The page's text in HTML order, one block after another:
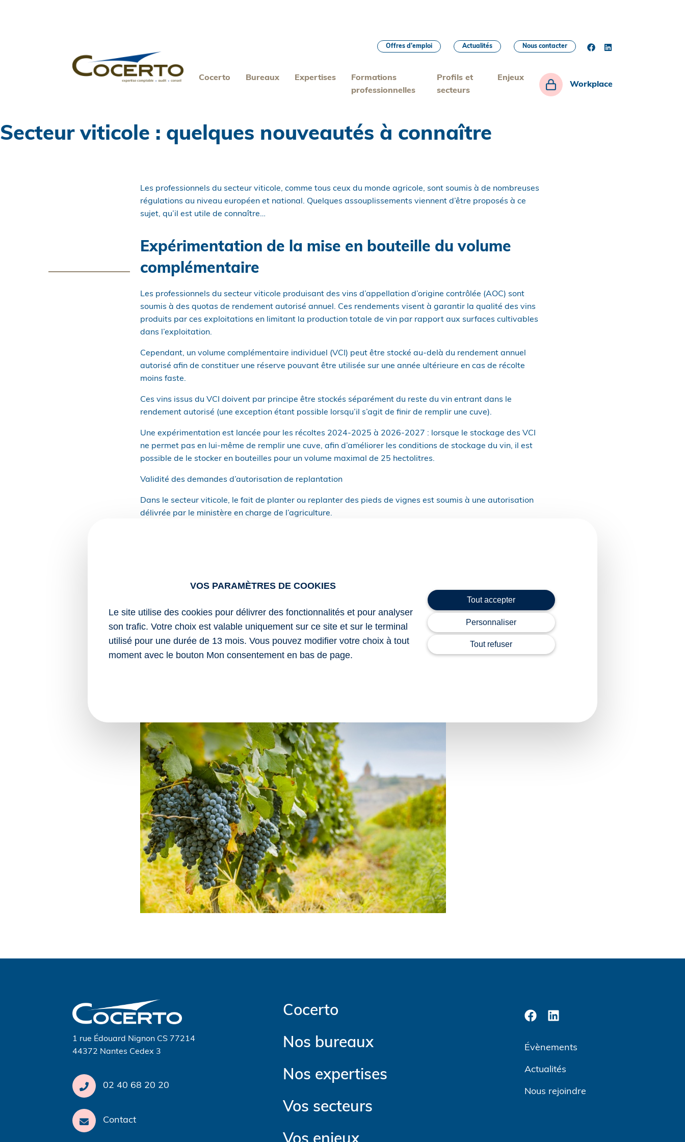
Cocerto Bureaux Expertises
Formations
professionnelles
Profils et
secteurs
Enjeux
Workplace
Offres d’emploi Actualités Nous contacter
Secteur viticole : quelques nouveautés à connaître
Les professionnels du secteur viticole, comme tous ceux du monde agricole, sont soumis à de nombreuses
régulations au niveau européen et national. Quelques assouplissements viennent d’être proposés à ce
sujet, qu’il est utile de connaître…
Expérimentation de la mise en bouteille du volume
complémentaire
Les professionnels du secteur viticole produisant des vins d’appellation d’origine contrôlée (AOC) sont
soumis à des quotas de rendement autorisé annuel. Ces rendements visent à garantir la qualité des vins
produits par ces exploitations en limitant la production totale de vin par rapport aux surfaces cultivables
dans l’exploitation.
Cependant, un volume complémentaire individuel (VCI) peut être stocké au-delà du rendement annuel
autorisé afin de constituer une réserve pouvant être utilisée sur une année ultérieure en cas de récolte
moins faste.
Ces vins issus du VCI doivent par principe être stockés séparément du reste du vin entrant dans le
rendement autorisé (une exception étant possible lorsqu’il s’agit de finir de remplir une cuve).
Une expérimentation est lancée pour les récoltes 2024-2025 à 2026-2027 : lorsque le stockage des VCI
ne permet pas en lui-même de remplir une cuve, afin d’améliorer les conditions de stockage du vin, il est
possible de le stocker en bouteilles pour un volume maximal de 25 hectolitres.
Validité des demandes d’autorisation de replantation
Dans le secteur viticole, le fait de planter ou replanter des pieds de vignes est soumis à une autorisation
délivrée par le ministère en charge de l’agriculture.
Ce délai est prolongé puisque dorénavant les professionnels pourront faire leur demande jusqu’à la fin de
Sources :
Décret no 2025-741 du 31 juillet 2025 portant expérimentation de la mise en bouteille du volume
complémentaire individuel pour les vins d’appellations d’origine
Décret no 2025-755 du 31 juillet 2025 relatif à la modification de dispositions du code rural et de la
1 rue Édouard Nignon CS 77214
44372 Nantes Cedex 3
02 40 68 20 20
Contact
Cocerto
Nos bureaux
Nos expertises
Vos secteurs
Évènements
Actualités
Nous rejoindre
VOS PARAMÈTRES DE COOKIES
Le site utilise des cookies pour délivrer des fonctionnalités et pour analyser
son trafic. Votre choix est valable uniquement sur ce site et sur le terminal
utilisé pour une durée de 13 mois. Vous pouvez modifier votre choix à tout
moment avec le bouton Mon consentement en bas de page.
Tout accepter
Personnaliser
Tout refuser